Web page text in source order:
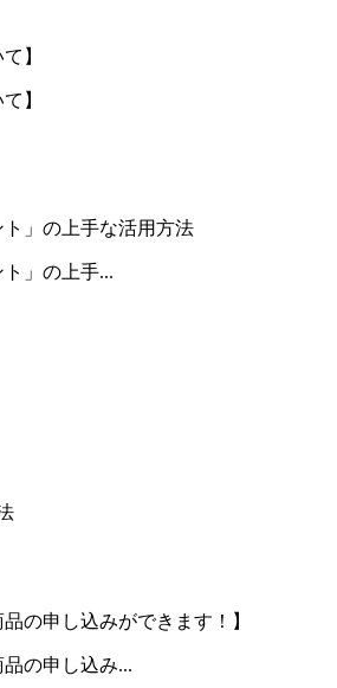
】
】
」の上手な活用方法
」の上手...
の申し込みができます！】
の申し込み...